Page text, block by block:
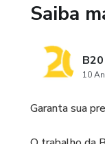
8. Procure as
9. Interprete o
Saiba
10
Garanta sua